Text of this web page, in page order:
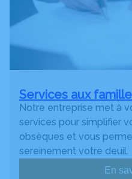
Services aux
Notre entreprise met à
services pour simplifier
obsèques et vous
sereinement votre deuil.
En